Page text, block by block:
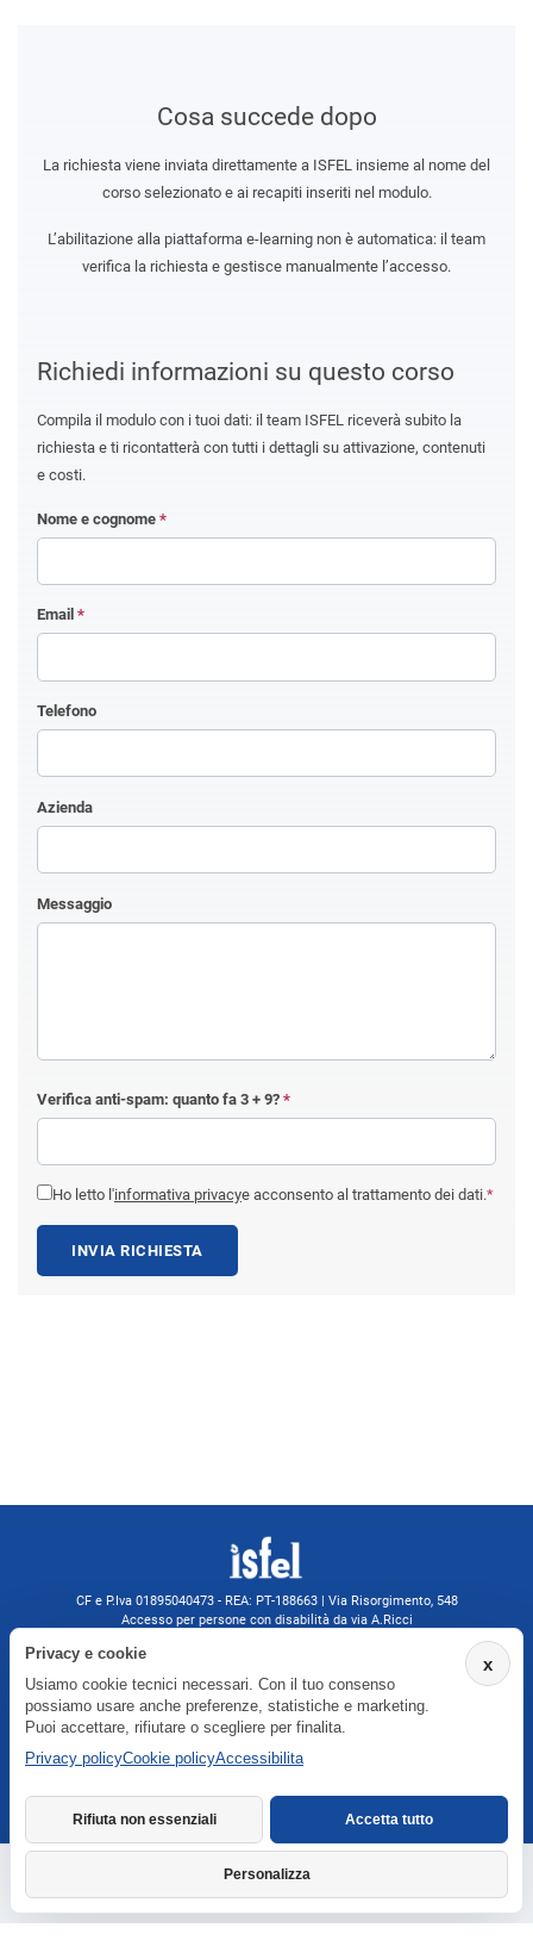
Richiedi informazioni su questo corso
Compila il modulo con i tuoi dati: il team ISFEL riceverà subito la
richiesta e ti ricontatterà con tutti i dettagli su attivazione, contenuti
e costi.
Nome e cognome *
Email *
Telefono
Azienda
Messaggio
Verifica anti-spam: quanto fa 3 + 9? *
Ho letto l'informativa privacye acconsento al trattamento dei dati.*
INVIA RICHIESTA
Cosa succede dopo
La richiesta viene inviata direttamente a ISFEL insieme al nome del
corso selezionato e ai recapiti inseriti nel modulo.
L’abilitazione alla piattaforma e-learning non è automatica: il team
verifica la richiesta e gestisce manualmente l’accesso.
CF e P.Iva 01895040473 - REA: PT-188663 | Via Risorgimento, 548
Accesso per persone con disabilità da via A.Ricci
isfel@pec.it
Informativa privacy
Agenzia formativa iscritta a Formatemp
x
Privacy e cookie
Usiamo cookie tecnici necessari. Con il tuo consenso
possiamo usare anche preferenze, statistiche e marketing.
Puoi accettare, rifiutare o scegliere per finalita.
Privacy policyCookie policyAccessibilita
Rifiuta non essenziali
Personalizza
Accetta tutto
Richiedi informazioni